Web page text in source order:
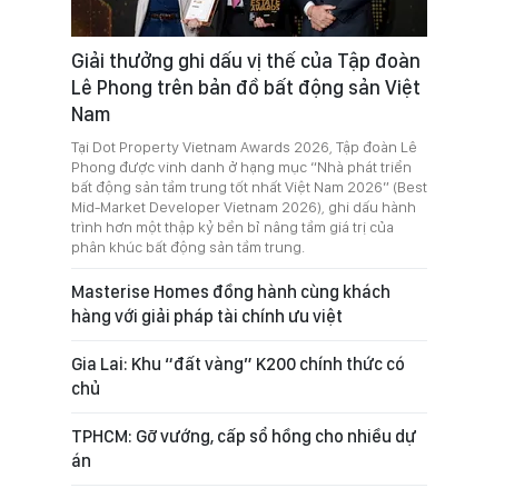
Giải thưởng ghi dấu vị thế của Tập đoàn
Lê Phong trên bản đồ bất động sản Việt
Nam
Tại Dot Property Vietnam Awards 2026, Tập đoàn Lê
Phong được vinh danh ở hạng mục “Nhà phát triển
bất động sản tầm trung tốt nhất Việt Nam 2026” (Best
Mid-Market Developer Vietnam 2026), ghi dấu hành
trình hơn một thập kỷ bền bỉ nâng tầm giá trị của
phân khúc bất động sản tầm trung.
Masterise Homes đồng hành cùng khách
hàng với giải pháp tài chính ưu việt
Gia Lai: Khu “đất vàng” K200 chính thức có
chủ
TPHCM: Gỡ vướng, cấp sổ hồng cho nhiều dự
án